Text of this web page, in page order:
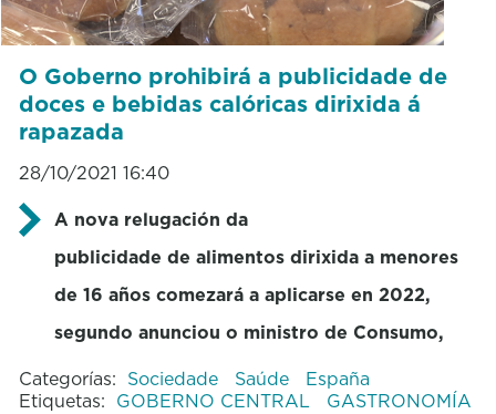
O Goberno prohibirá a publicidade de
doces e bebidas calóricas dirixida á
rapazada
28/10/2021 16:40
A nova relugación da
publicidade de alimentos dirixida a menores
de 16 años comezará a aplicarse en 2022,
segundo anunciou o ministro de Consumo,
Categorías: Sociedade Saúde
España
Etiquetas: GOBERNO CENTRAL GASTRONOMÍA